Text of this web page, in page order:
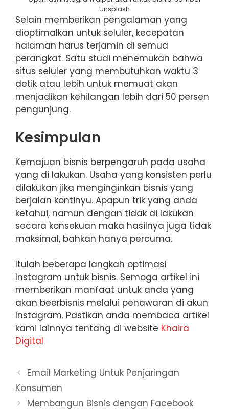
Unsplash
Selain memberikan pengalaman yang
dioptimalkan untuk seluler, kecepatan
halaman harus terjamin di semua
perangkat. Satu studi menemukan bahwa
situs seluler yang membutuhkan waktu 3
detik atau lebih untuk memuat akan
menjadikan kehilangan lebih dari 50 persen
pengunjung.
Kesimpulan
Kemajuan bisnis berpengaruh pada usaha
yang di lakukan. Usaha yang konsisten perlu
dilakukan jika menginginkan bisnis yang
berjalan kontinyu. Apapun trik yang anda
ketahui, namun dengan tidak di lakukan
secara konsekuan maka hasilnya juga tidak
maksimal, bahkan hanya percuma.
Itulah beberapa langkah optimasi
Instagram untuk bisnis. Semoga artikel ini
memberikan manfaat untuk anda yang
akan beerbisnis melalui penawaran di akun
Instagram. Pastikan anda membaca artikel
kami lainnya tentang di website Khaira
Digital
Email Marketing Untuk Penjaringan
Konsumen
Membangun Bisnis dengan Facebook